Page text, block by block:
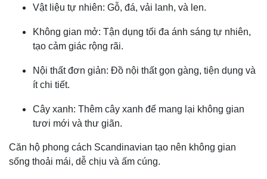
Vật liệu tự nhiên: Gỗ, đá, vải lanh, và len.
Không gian mở: Tận dụng tối đa ánh sáng tự nhiên,
tạo cảm giác rộng rãi.
Nội thất đơn giản: Đồ nội thất gọn gàng, tiện dụng và
ít chi tiết.
Cây xanh: Thêm cây xanh để mang lại không gian
tươi mới và thư giãn.
Căn hộ phong cách Scandinavian tạo nên không gian
sống thoải mái, dễ chịu và ấm cúng.